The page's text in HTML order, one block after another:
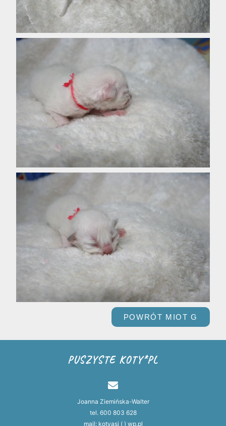
POWRÓT MIOT G
PUSZYSTE KOTY*PL
Joanna Ziemińska-Walter
tel. 600 803 628
mail: kotyasi ( ) wp.pl